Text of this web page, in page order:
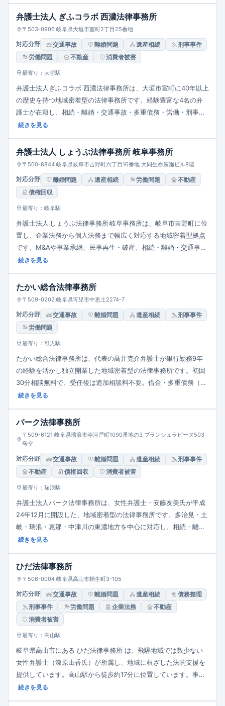
扶助対応可。JR・名鉄岐阜駅から徒歩圏内でアクセス良好です。
弁護士法人 ぎふコラボ 西濃法律事務所
〒503-0906 岐阜県大垣市室町2丁目25番地
対応分野 交通事故 離婚問題 遺産相続
刑事事件
労働問題
不動産 消費者被害
最寄り：大垣駅
弁護士法人ぎふコラボ 西濃法律事務所は、大垣市室町に40年以上
の歴史を持つ地域密着型の法律事務所です。経験豊富な4名の弁
護士が在籍し、相続・離婚・交通事故・多重債務・労働・刑事・
行政など幅広い分野に対応。相談者に配慮したバリアフリー環境
組織「友の会」を通じた法教育・相談支援にも力を入れていま
続きを見る
弁護士法人 しょうぶ法律事務所 岐阜事務所
〒500-8844 岐阜県岐阜市吉野町六丁目16番地 大同生命廣瀬ビル8階
対応分野 離婚問題 遺産相続 労働問題
不動産
債権回収
最寄り：岐阜駅
弁護士法人 しょうぶ法律事務所 岐阜事務所は、岐阜市吉野町に位
置し、企業法務から個人法務まで幅広く対応する地域密着型拠点
です。M&Aや事業承継、民事再生・破産、相続・離婚・交通事故
などに強みがあり、案件ごとに最適なチーム編成で機動的に対応
提供と、コンプライアンス／内部統制支援や非営利法人顧問にも
注力しています。
続きを見る
たかい総合法律事務所
〒509-0202 岐阜県可児市中恵土2274-7
対応分野 交通事故 離婚問題 遺産相続
刑事事件
労働問題
最寄り：可児駅
たかい総合法律事務所は、代表の髙井克介弁護士が銀行勤務9年
の経験を活かし独立開業した地域密着型の法律事務所です。初回
30分相談無料で、受任後は追加相談料不要。借金・多重債務（任
意整理・自己破産・個人再生・過払い金請求）、交通事故、相
金・事故相談は何度でも無料対応。土日夜間の相談も可能で、駐
車場完備、地域広範囲に対応します。また元銀行員の視点を活か
し、交渉による解決や法人破産への提言にも対応しています。
続きを見る
パーク法律事務所
〒509-6121 岐阜県瑞浪市寺河戸町1090番地の3 ブランシュラピーヌ503
号室
対応分野 交通事故 離婚問題 遺産相続
刑事事件
不動産
債権回収 消費者被害
最寄り：瑞浪駅
弁護士法人パーク法律事務所は、女性弁護士・安藤友美氏が平成
24年12月に開設した、地域密着型の法律事務所です。多治見・土
岐・瑞浪・恵那・中津川の東濃地方を中心に対応し、相続・離
婚・交通事故・借金・労働・刑事・国際／外国人問題など幅広く
に立った丁寧な対応を重視。英語対応や子連れ相談、駐車場完備
など相談しやすい環境を提供しています。
続きを見る
ひだ法律事務所
〒506-0004 岐阜県高山市桐生町3-105
対応分野 交通事故 離婚問題 遺産相続
債務整理
刑事事件
労働問題 企業法務
不動産
消費者被害
最寄り：高山駅
岐阜県高山市にある ひだ法律事務所 は、飛騨地域では数少ない
女性弁護士（漆原由香氏）が所属し、地域に根ざした法的支援を
提供しています。高山駅から徒歩約17分に位置しています。事務
所理念は、人権・平和・民主主義の擁護を掲げ、離婚、相続、交
続きを見る